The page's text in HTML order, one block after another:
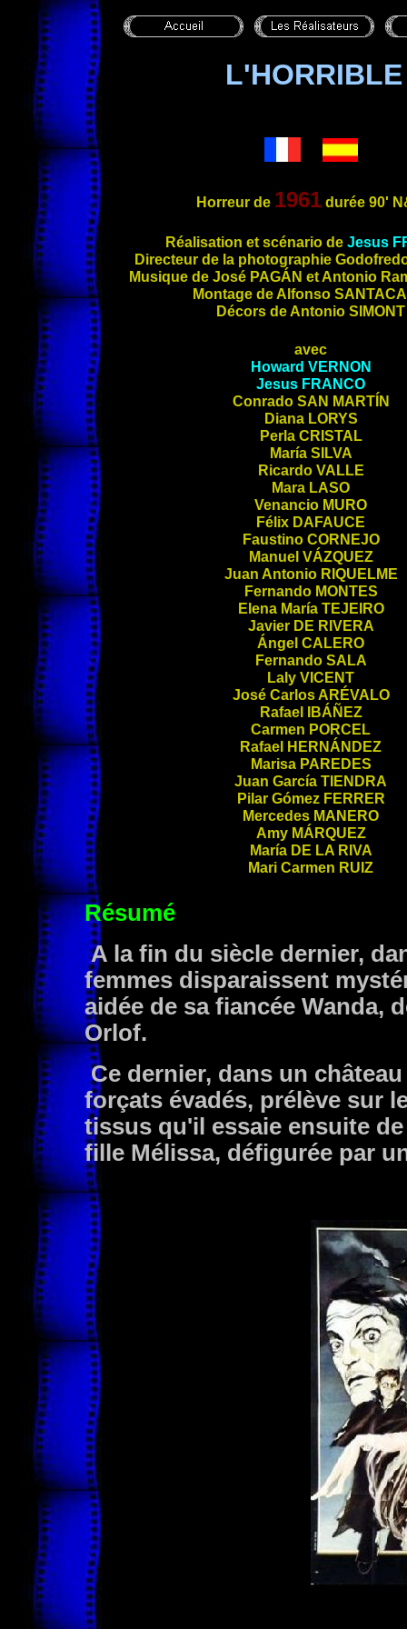
Horreur de 1961 durée 90'
Réalisation et scénario de Jesus
Directeur de la photographie
Musique de José PAGÁN et Antonio
Montage de Alfonso
Décors de Antonio SIMONT
avec
Howard VERNON
Jesus FRANCO
Conrado SAN MARTÍN
Diana LORYS
Perla CRISTAL
María SILVA
Ricardo VALLE
Mara LASO
Venancio MURO
Félix DAFAUCE
Faustino CORNEJO
Manuel VÁZQUEZ
Juan Antonio RIQUELME
Fernando MONTES
Elena María TEJEIRO
Javier DE RIVERA
Ángel CALERO
Fernando SALA
Laly VICENT
José Carlos ARÉVALO
Rafael IBÁÑEZ
Carmen PORCEL
Rafael HERNÁNDEZ
Marisa PAREDES
Juan García TIENDRA
Pilar Gómez FERRER
Mercedes MANERO
Amy MÁRQUEZ
María DE LA RIVA
Mari Carmen RUIZ
Résumé
A la fin du siècle dernier,
femmes disparaissent
aidée de sa fiancée Wanda,
Orlof.
Ce dernier, dans un
forçats évadés, prélève sur
tissus qu'il essaie ensuite
fille Mélissa, défigurée par